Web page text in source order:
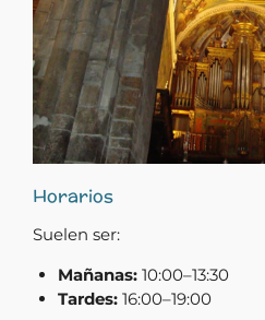
Horarios
Suelen ser:
Mañanas:10:00–13:30
Tardes:16:00–19:00